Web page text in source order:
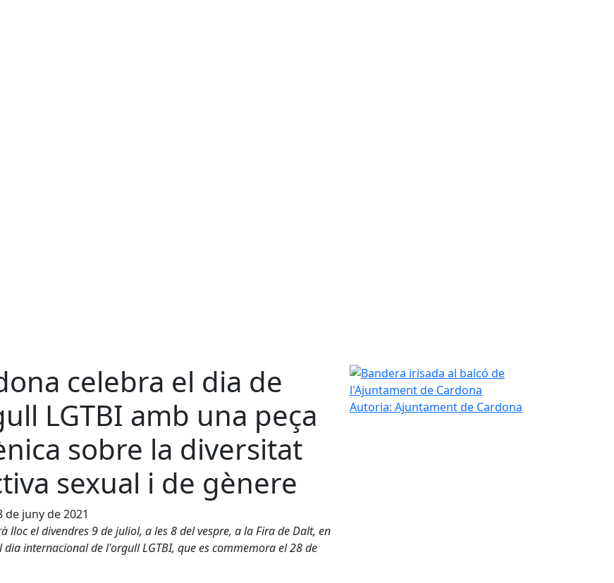
celebra el dia de
LGTBI amb una peça
sobre la diversitat
sexual i de gènere
de juny de 2021
lloc el divendres 9 de juliol, a les 8 del vespre, a la Fira de Dalt, en
dia internacional de l'orgull LGTBI, que es commemora el 28 de
Bandera irisada al balcó de l'Ajuntament de
Autoria: Ajuntament de Cardona